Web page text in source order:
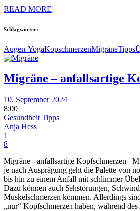
READ MORE
Schlagwörter:
Augen-YogaKopschmerzenMigräneTipps
Migräne – anfallsartige
10. September 2024
8:00
Gesundheit Tipps
Anja Hess
1
8
Migräne - anfallsartige Kopfschmerzen
je nach Ausprägung geht die Palette von
bis hin zu einem Anfall mit schlimmer
Dazu können auch Sehstörungen,
Muskelschmerzen kommen. Allerdings
„nur“ Kopfschmerzen haben, während